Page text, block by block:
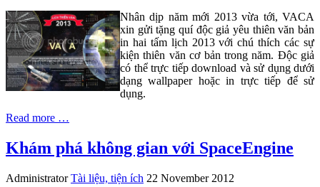
Nhân dịp năm mới 2013 vừa tới, VACA
xin gửi tặng quí độc giả yêu thiên văn bản
in hai tấm lịch 2013 với chú thích các sự
kiện thiên văn cơ bản trong năm. Độc giả
có thể trực tiếp download và sử dụng dưới
dạng wallpaper hoặc in trực tiếp để sử
dụng.
Read more …
Khám phá không gian với SpaceEngine
Administrator Tài liệu, tiện ích 22 November 2012